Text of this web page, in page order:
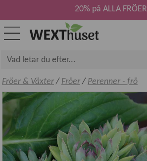
20% på ALLA FRÖER
Fröer & Växter/ Fröer/ Perenner - frö